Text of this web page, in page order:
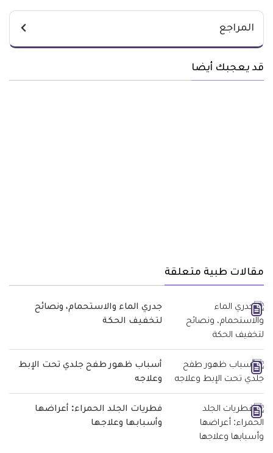
المراجع
قد يعجبك أيضا
مقالات طبية متعلقة
جدري الماء والاستحمام، ونصائح
لتخفيف الحكة
أسباب ظهور طفح جلدي تحت الإبط
وعلاجه
فطريات الجلد الحمراء: أعراضها
وأسبابها وعلاجها